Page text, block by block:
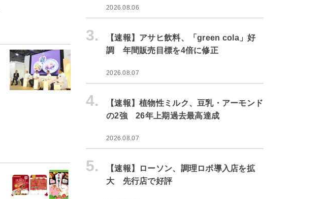
2026.08.06
3.
【速報】アサヒ飲料、「green cola」好
調 年間販売目標を4倍に修正
2026.08.07
4.
【速報】植物性ミルク、豆乳・アーモンド
の2強 26年上期過去最高達成
2026.08.07
5.
【速報】ローソン、調理ロボ導入店を拡
大 先行店で好評